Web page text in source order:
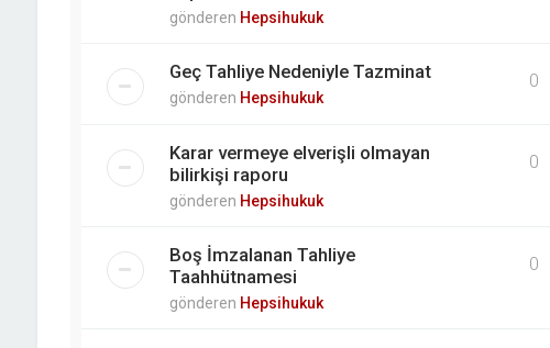
gönderen Hepsihukuk
Geç Tahliye Nedeniyle Tazminat
gönderen Hepsihukuk
0
Karar vermeye elverişli olmayan
bilirkişi raporu
gönderen Hepsihukuk
0
Boş İmzalanan Tahliye
Taahhütnamesi
gönderen Hepsihukuk
0